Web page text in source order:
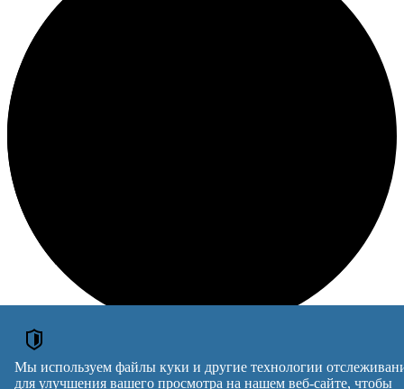
Мы используем файлы куки и другие технологии
для улучшения вашего просмотра на нашем веб-сайте, чтобы